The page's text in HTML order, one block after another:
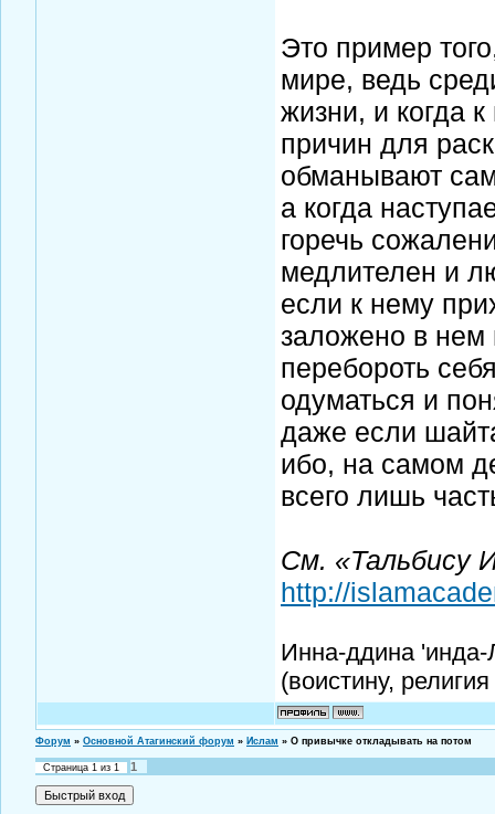
Это пример
мире, ведь
жизни, и когда
причин для
обманывают
а когда
горечь
медлителен и
если к нему
заложено в нем
перебороть
одуматься и
даже если
ибо, на самом
всего лишь
См. «Тальбису
http://
Инна-ддина
(воистину,
Форум » Основной Атагинский форум » Ислам » О привычке откладывать на потом
Страница 1 из 1 1